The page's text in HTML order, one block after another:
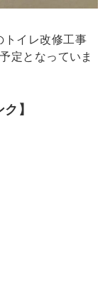
トイレ改修工事
定となっていま
】